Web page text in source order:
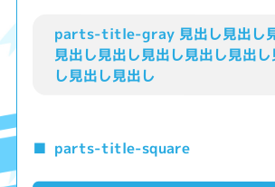
parts-title-gray 見出し見出し
見出し見出し見出し見出し見出
し見出し見出し
parts-title-square